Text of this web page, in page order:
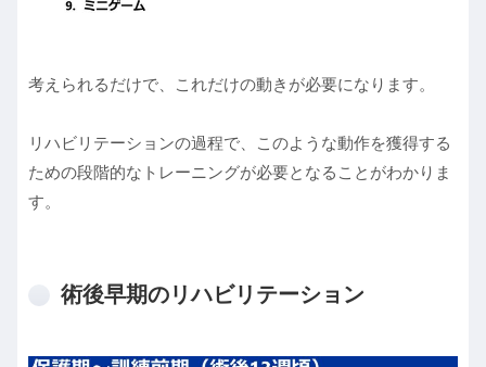
考えられるだけで、これだけの動きが必要になります。
リハビリテーションの過程で、このような動作を獲得する
ための段階的なトレーニングが必要となることがわかりま
す。
術後早期のリハビリテーション